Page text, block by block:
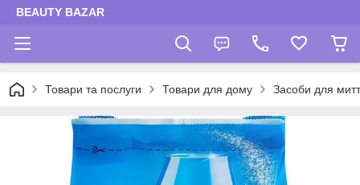
BEAUTY BAZAR
Товари та послуги Товари для дому Засоби для